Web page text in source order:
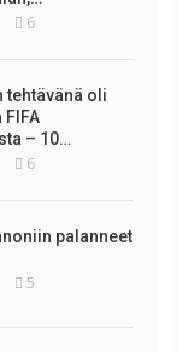
6
tehtävänä oli
– 10…
6
palanneet
5